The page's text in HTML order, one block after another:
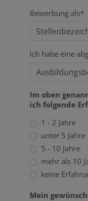
Bewerbung als*
Ich habe eine
Im oben
ich folgende
1 - 2 Jahre
unter 5 Jahre
5 - 10 Jahre
mehr als 10
keine
Mein